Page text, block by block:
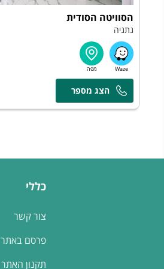
הסוויטה הסודית
נתניה
כללי
צור קשר
פרסם באתר
תקנון האתר